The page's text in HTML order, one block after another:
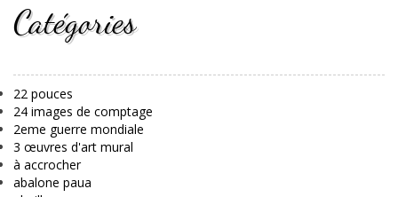
Catégories
22 pouces
24 images de comptage
2eme guerre mondiale
3 œuvres d'art mural
à accrocher
abalone paua